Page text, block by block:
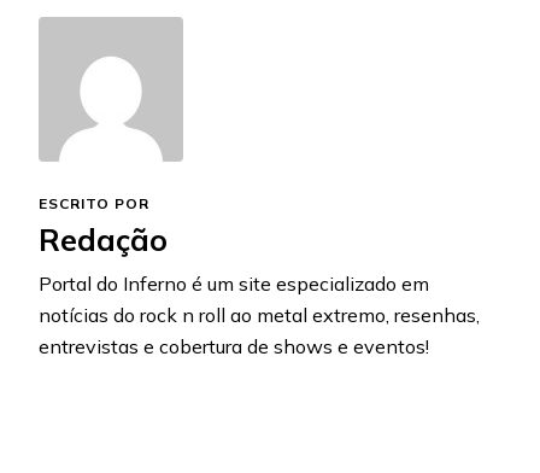
ESCRITO POR
Redação
Portal do Inferno é um site especializado em
notícias do rock n roll ao metal extremo, resenhas,
entrevistas e cobertura de shows e eventos!